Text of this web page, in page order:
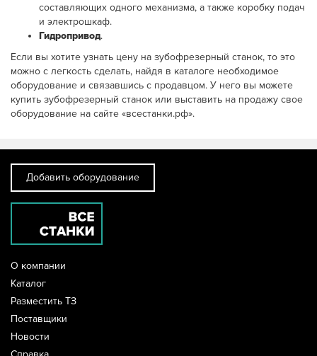
составляющих одного механизма, а также коробку подач
и электрошкаф.
Гидропривод.
Если вы хотите узнать цену на зубофрезерный станок, то это
можно с легкость сделать, найдя в каталоге необходимое
оборудование и связавшись с продавцом. У него вы можете
купить зубофрезерный станок или выставить на продажу свое
оборудование на сайте «всестанки.рф».
Добавить оборудование
О компании
Каталог
Разместить ТЗ
Поставщики
Новости